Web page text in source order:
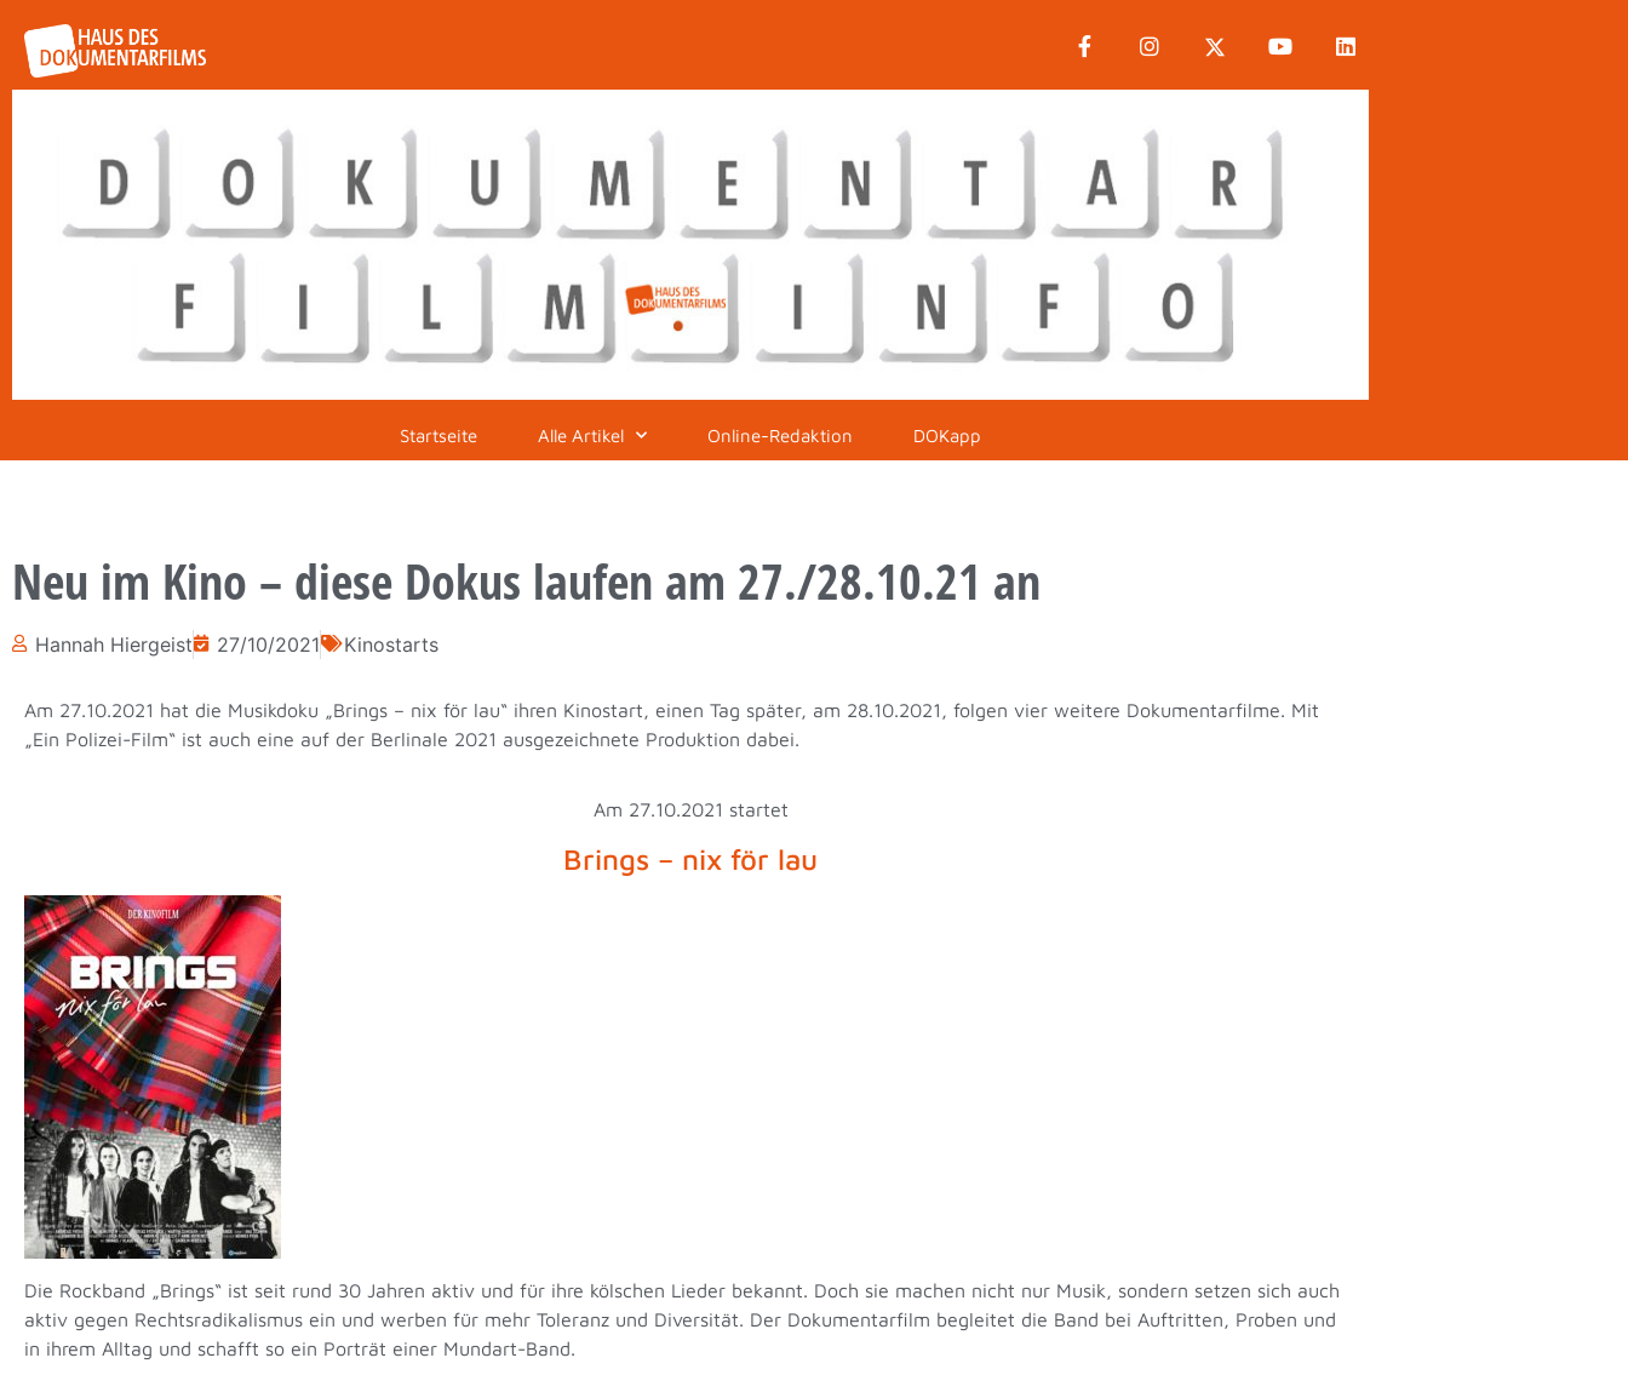
Startseite Alle Artikel Online-Redaktion DOKapp
Neu im Kino – diese Dokus laufen am 27./28.10.21 an
Hannah Hiergeist 27/10/2021 Kinostarts
Am 27.10.2021 hat die Musikdoku „Brings – nix för lau“ ihren Kinostart, einen Tag später, am 28.10.2021, folgen vier weitere Dokumentarfilme. Mit
„Ein Polizei-Film“ ist auch eine auf der Berlinale 2021 ausgezeichnete Produktion dabei.
Am 27.10.2021 startet
Brings – nix för lau
Die Rockband „Brings“ ist seit rund 30 Jahren aktiv und für ihre kölschen Lieder bekannt. Doch sie machen nicht nur Musik, sondern setzen sich auch
aktiv gegen Rechtsradikalismus ein und werben für mehr Toleranz und Diversität. Der Dokumentarfilm begleitet die Band bei Auftritten, Proben und
in ihrem Alltag und schafft so ein Porträt einer Mundart-Band.